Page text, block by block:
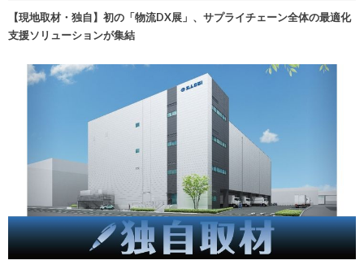
【現地取材・独自】初の「物流DX展」、サプライチェーン全体の最適化
支援ソリューションが集結